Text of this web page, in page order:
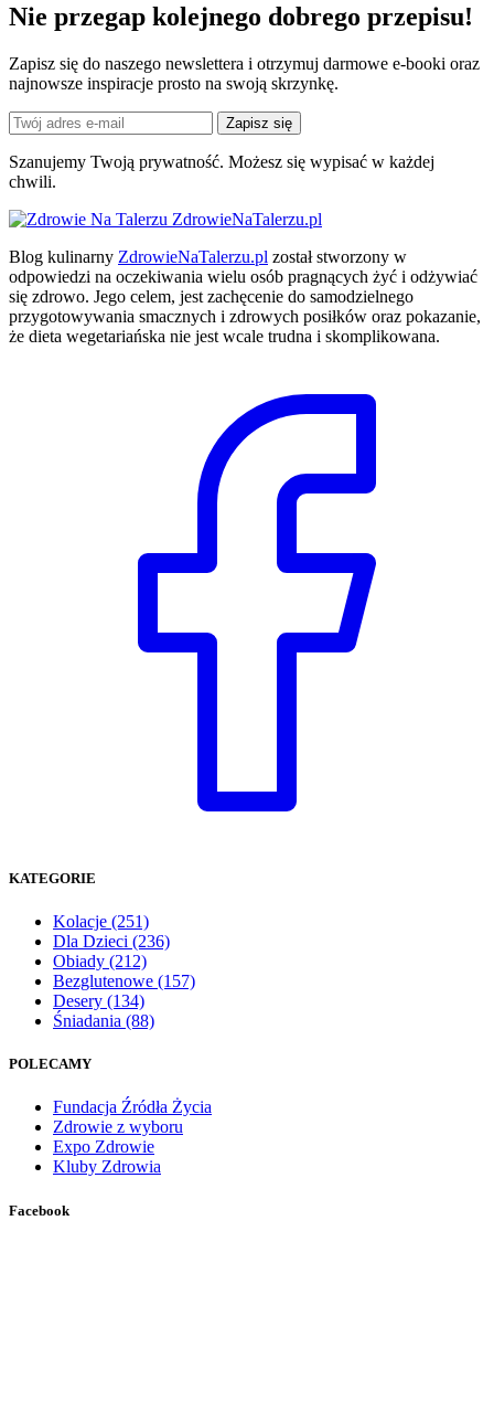
Nie przegap kolejnego dobrego przepisu!
Zapisz się do naszego newslettera i otrzymuj darmowe e-booki oraz
najnowsze inspiracje prosto na swoją skrzynkę.
Zapisz się
Szanujemy Twoją prywatność. Możesz się wypisać w każdej
chwili.
ZdrowieNaTalerzu.pl
Blog kulinarny ZdrowieNaTalerzu.pl został stworzony w
odpowiedzi na oczekiwania wielu osób pragnących żyć i odżywiać
się zdrowo. Jego celem, jest zachęcenie do samodzielnego
przygotowywania smacznych i zdrowych posiłków oraz pokazanie,
że dieta wegetariańska nie jest wcale trudna i skomplikowana.
KATEGORIE
Kolacje (251)
Dla Dzieci (236)
Obiady (212)
Bezglutenowe (157)
Desery (134)
Śniadania (88)
POLECAMY
Fundacja Źródła Życia
Zdrowie z wyboru
Expo Zdrowie
Kluby Zdrowia
Facebook